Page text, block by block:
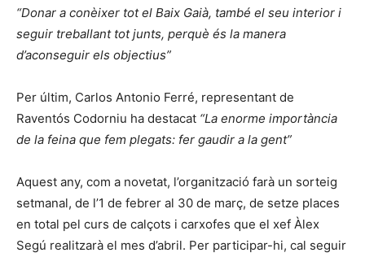
“Donar a conèixer tot el Baix Gaià, també el seu interior i
seguir treballant tot junts, perquè és la manera
d’aconseguir els objectius”
Per últim, Carlos Antonio Ferré, representant de
Raventós Codorniu ha destacat “La enorme importància
de la feina que fem plegats: fer gaudir a la gent”
Aquest any, com a novetat, l’organització farà un sorteig
setmanal, de l’1 de febrer al 30 de març, de setze places
en total pel curs de calçots i carxofes que el xef Àlex
Segú realitzarà el mes d’abril. Per participar-hi, cal seguir